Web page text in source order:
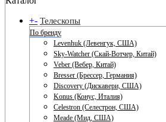
+- Телескопы
По бренду
Levenhuk (Левенгук, США)
Sky-Watcher (Скай-Вотчер, Китай)
Veber (Вебер, Китай)
Bresser (Брессер, Германия)
Discovery (Дискавери, США)
Konus (Конус, Италия)
Celestron (Селестрон, США)
Meade (Мид, США)